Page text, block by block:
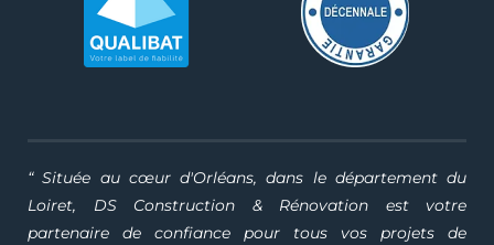
“ Située au cœur d'Orléans, dans le département du
Loiret, DS Construction & Rénovation est votre
partenaire de confiance pour tous vos projets de